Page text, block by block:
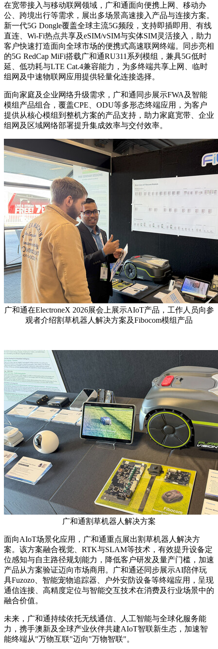
在宽带接入与移动联网领域，广和通面向便携上网、移动办
公、跨境出行等需求，展出多场景高速接入产品与连接方案。
新一代5G Dongle覆盖全球主流5G频段，支持即插即用、有线
直连、Wi-Fi热点共享及eSIM/vSIM与实体SIM灵活接入，助力
客户快速打造面向全球市场的便携式高速联网终端。同步亮相
的5G RedCap MiFi搭载广和通RU311系列模组，兼具5G低时
延、低功耗与LTE Cat.4兼容能力，为多终端共享上网、临时
组网及中速物联网应用提供轻量化连接选择。
面向家庭及企业网络升级需求，广和通同步展示FWA及智能
模组产品组合，覆盖CPE、ODU等多形态终端应用，为客户
提供从核心模组到整机方案的产品支持，助力家庭宽带、企业
组网及区域网络部署提升集成效率与交付效率。
广和通在ElectroneX 2026展会上展示AIoT产品，工作人员向参
观者介绍割草机器人解决方案及Fibocom模组产品
广和通割草机器人解决方案
面向AIoT场景化应用，广和通重点展出割草机器人解决方
案。该方案融合视觉、RTK与SLAM等技术，有效提升设备定
位感知与自主路径规划能力，降低客户研发及量产门槛，加速
产品从方案验证迈向市场商用。广和通还同步展示AI陪伴玩
具Fuzozo、智能宠物追踪器、户外安防设备等终端应用，呈现
通信连接、高精度定位与智能交互技术在消费及行业场景中的
融合价值。
未来，广和通持续依托无线通信、人工智能与全球化服务能
力，携手澳新及全球产业伙伴共建AIoT智联新生态，加速智
能终端从"万物互联"迈向"万物智联"。